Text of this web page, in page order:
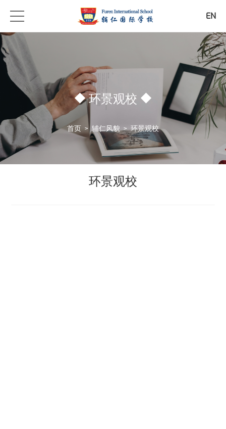
EN
环景观校
首页 >辅仁风貌>环景观校
环景观校